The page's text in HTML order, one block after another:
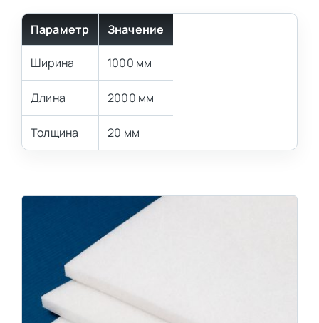
Параметр Значение
Ширина 1000 мм
Длина 2000 мм
Толщина 20 мм